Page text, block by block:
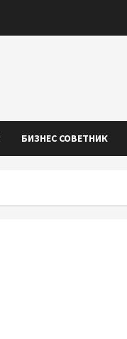
БИЗНЕС СОВЕТНИК